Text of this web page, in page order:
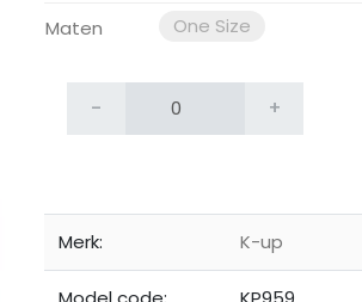
Maten One Size
- +
Merk: K-up